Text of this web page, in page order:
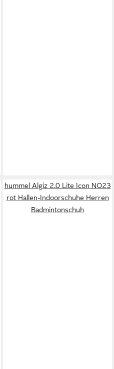
hummel Algiz 2.0 Lite Icon NO23
rot Hallen-Indoorschuhe Herren
Badmintonschuh